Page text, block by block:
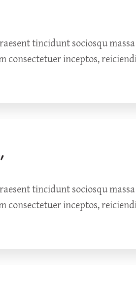
tincidunt sociosqu
inceptos,
tincidunt sociosqu
inceptos,